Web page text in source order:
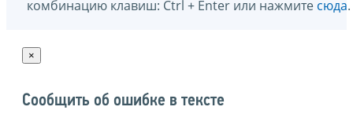
комбинацию клавиш: Ctrl + Enter или нажмите сюда.
×
Сообщить об ошибке в тексте